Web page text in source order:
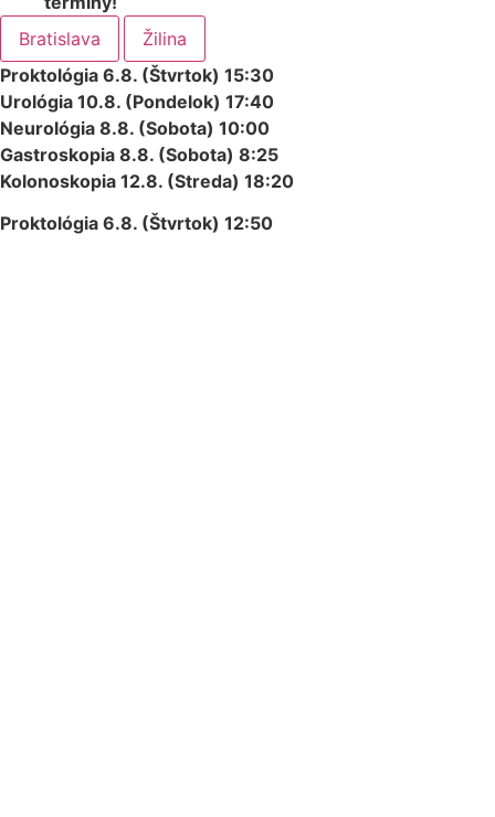
Bratislava
Žilina
Proktológia 6.8. (Štvrtok) 15:30
Urológia 10.8. (Pondelok) 17:40
Neurológia 8.8. (Sobota) 10:00
Gastroskopia 8.8. (Sobota) 8:25
Kolonoskopia 12.8. (Streda) 18:20
Proktológia 6.8. (Štvrtok) 12:50